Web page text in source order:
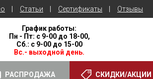
Статьи Сертификаты Отзывы
График работы:
Пн - Пт: с 9-00 до 18-00,
Сб.: с 9-00 до 15-00
Вс.- выходной день.
РАСПРОДАЖА СКИДКИ/АКЦИИ